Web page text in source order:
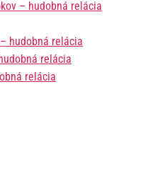
– hudobná relácia
hudobná relácia
relácia
relácia